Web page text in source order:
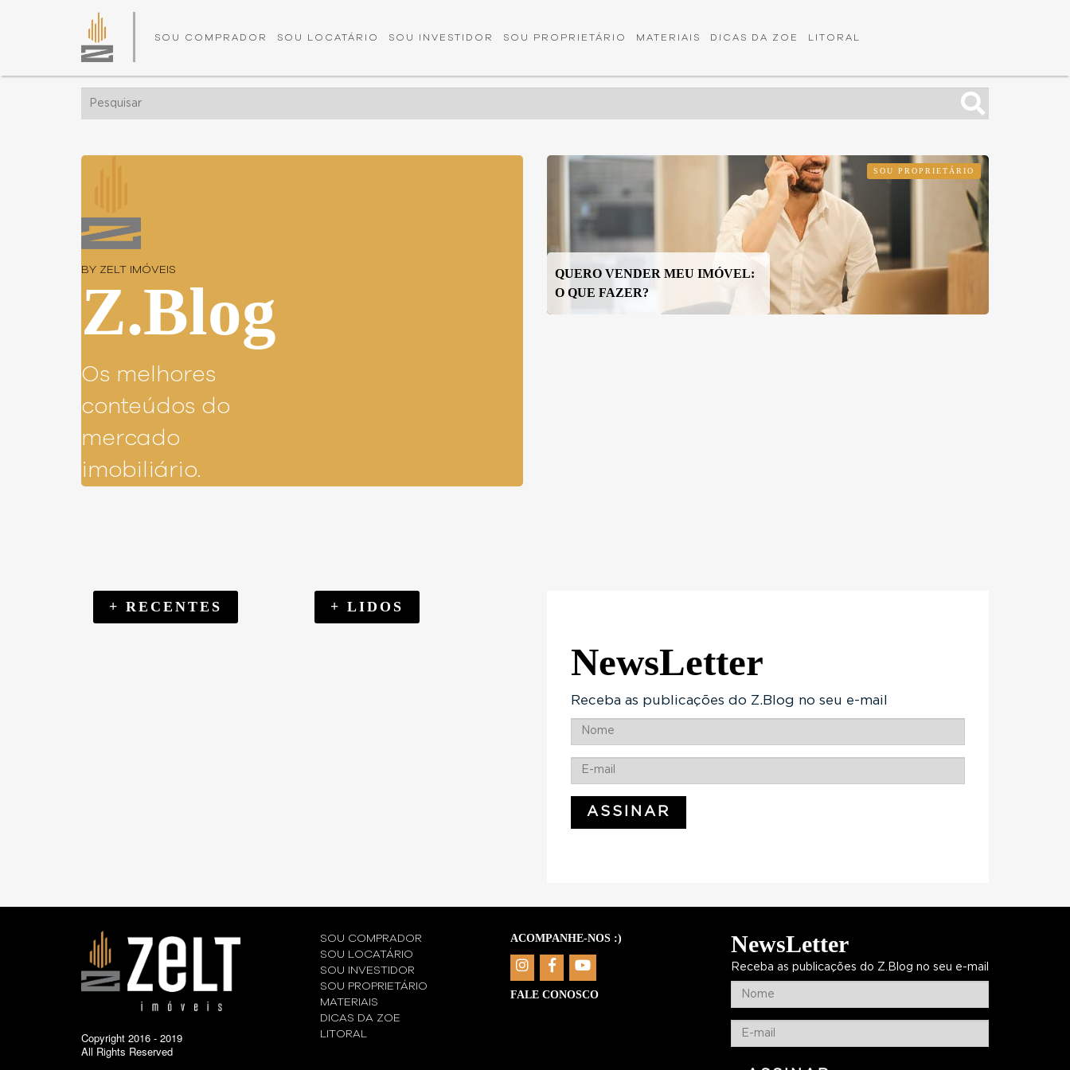
SOU COMPRADOR SOU LOCATÁRIO SOU INVESTIDOR SOU PROPRIETÁRIO MATERIAIS DICAS DA ZOE LITORAL
BY ZELT IMÓVEIS
Z.Blog
Os melhores
conteúdos do
mercado
imobiliário.
SOU PROPRIETÁRIO
QUERO VENDER MEU IMÓVEL:
O QUE FAZER?
+ RECENTES + LIDOS
NewsLetter
Receba as publicações do Z.Blog no seu e-mail
Copyright 2016 - 2019
All Rights Reserved
SOU COMPRADOR
SOU LOCATÁRIO
SOU INVESTIDOR
SOU PROPRIETÁRIO
MATERIAIS
DICAS DA ZOE
LITORAL
ACOMPANHE-NOS :)
FALE CONOSCO
NewsLetter
Receba as publicações do Z.Blog no seu e-mail